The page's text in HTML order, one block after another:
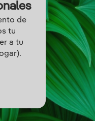
de
tu
a tu